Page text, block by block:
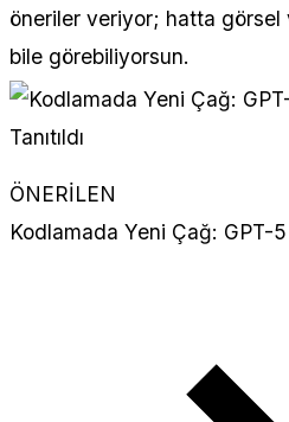
öneriler veriyor; hatta
bile görebiliyorsun.
ÖNERİLEN
Kodlamada Yeni Çağ: GPT-5